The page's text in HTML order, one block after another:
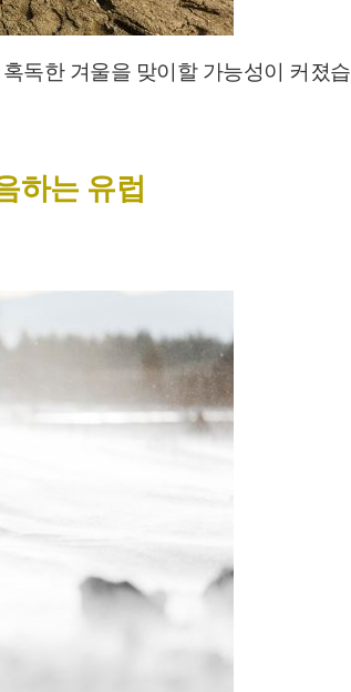
독한 겨울을 맞이할 가능성이 커졌
하는 유럽